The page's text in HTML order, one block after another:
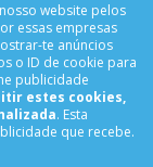
website pelos
essas empresas
te anúncios
o ID de cookie para
publicidade
estes cookies,
. Esta
que recebe.